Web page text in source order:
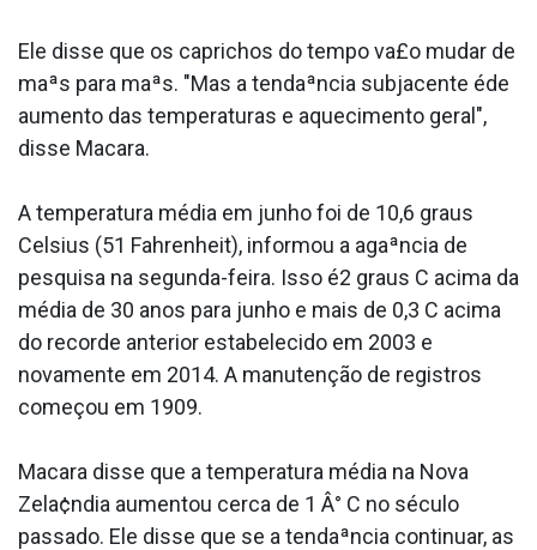
Ele disse que os caprichos do tempo va£o mudar de
maªs para maªs. "Mas a tendaªncia subjacente éde
aumento das temperaturas e aquecimento geral",
disse Macara.
A temperatura média em junho foi de 10,6 graus
Celsius (51 Fahrenheit), informou a agaªncia de
pesquisa na segunda-feira. Isso é2 graus C acima da
média de 30 anos para junho e mais de 0,3 C acima
do recorde anterior estabelecido em 2003 e
novamente em 2014. A manutenção de registros
começou em 1909.
Macara disse que a temperatura média na Nova
Zela¢ndia aumentou cerca de 1 Â° C no século
passado. Ele disse que se a tendaªncia continuar, as